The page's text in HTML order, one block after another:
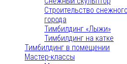
Строительство
города
Тимбилдинг «Лыжи»
Тимбилдинг на катке
Тимбилдинг в помещении
Мастер-классы